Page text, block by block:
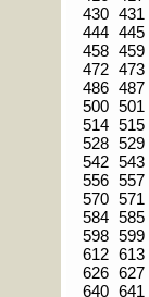
430 431
444 445
458 459
472 473
486 487
500 501
514 515
528 529
542 543
556 557
570 571
584 585
598 599
612 613
626 627
640 641